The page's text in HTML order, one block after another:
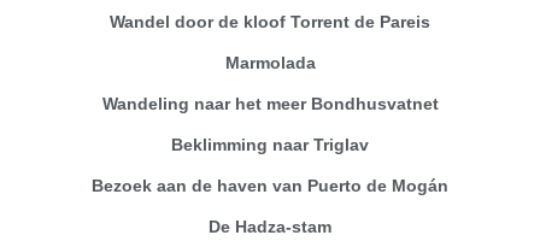
Wandel door de kloof Torrent de Pareis
Marmolada
Wandeling naar het meer Bondhusvatnet
Beklimming naar Triglav
Bezoek aan de haven van Puerto de Mogán
De Hadza-stam